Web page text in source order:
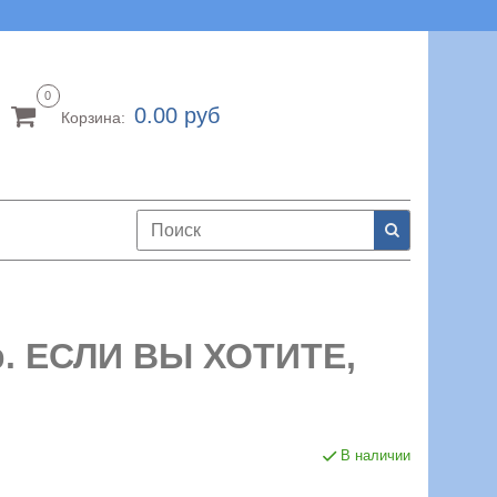
0
Корзина: 0.00 руб
ЕСЛИ ВЫ ХОТИТЕ,
В наличии